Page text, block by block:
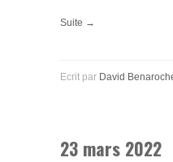
Suite →
Ecrit par David
23 mars 2022